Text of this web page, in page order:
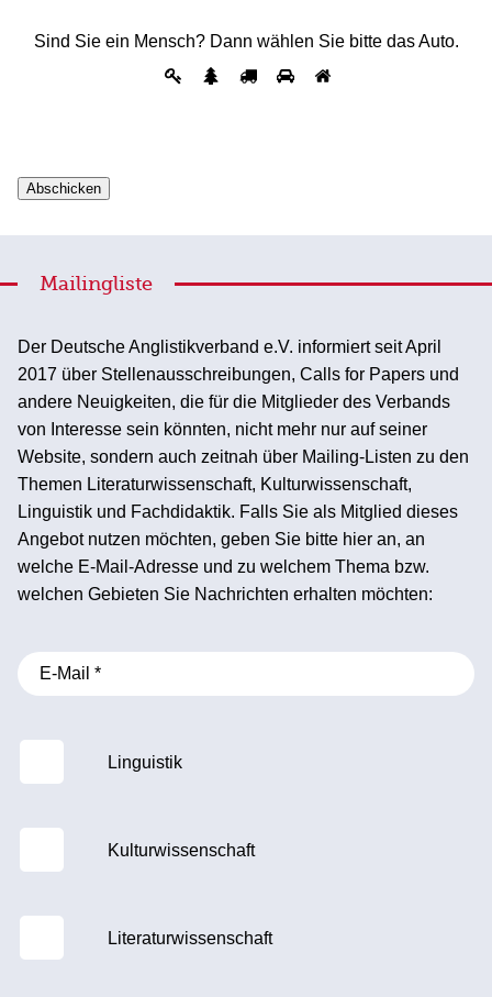
Sind Sie ein Mensch? Dann wählen Sie bitte das Auto.
Mailingliste
Der Deutsche Anglistikverband e.V. informiert seit April
2017 über Stellenausschreibungen, Calls for Papers und
andere Neuigkeiten, die für die Mitglieder des Verbands
von Interesse sein könnten, nicht mehr nur auf seiner
Website, sondern auch zeitnah über Mailing-Listen zu den
Themen Literaturwissenschaft, Kulturwissenschaft,
Linguistik und Fachdidaktik. Falls Sie als Mitglied dieses
Angebot nutzen möchten, geben Sie bitte hier an, an
welche E-Mail-Adresse und zu welchem Thema bzw.
welchen Gebieten Sie Nachrichten erhalten möchten:
Linguistik
Kulturwissenschaft
Literaturwissenschaft